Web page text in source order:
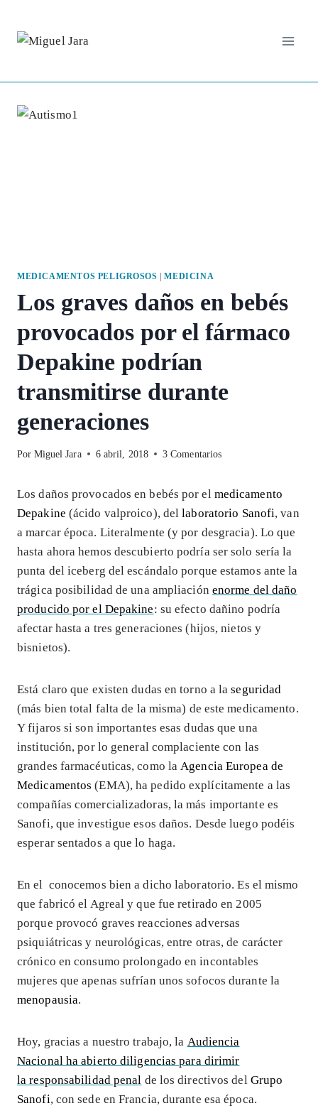
contenido
MEDICAMENTOS PELIGROSOS |MEDICINA
Los graves daños en bebés
provocados por el fármaco
Depakine podrían
transmitirse durante
generaciones
Por Miguel Jara 6 abril, 2018 3 Comentarios
Los daños provocados en bebés por el medicamento
Depakine (ácido valproico), dellaboratorio Sanofi, van
a marcar época. Literalmente (y por desgracia). Lo que
hasta ahora hemos descubierto podría ser solo sería la
punta del iceberg del escándalo porque estamos ante la
trágica posibilidad de una ampliación enorme del daño
producido por el Depakine: su efecto dañino podría
afectar hasta a tres generaciones (hijos, nietos y
bisnietos).
Está claro que existen dudas en torno a laseguridad
(más bien total falta de la misma) de este medicamento.
Y fijaros si son importantes esas dudas que una
institución, por lo general complaciente con las
grandes farmacéuticas, como la Agencia Europea de
Medicamentos (EMA), ha pedido explícitamente a las
compañías comercializadoras, la más importante es
Sanofi, que investigue esos daños. Desde luego podéis
esperar sentados a que lo haga.
En el conocemos bien a dicho laboratorio. Es el mismo
que fabricó el Agreal y que fue retirado en 2005
porque provocó graves reacciones adversas
psiquiátricas y neurológicas, entre otras, de carácter
crónico en consumo prolongado en incontables
mujeres que apenas sufrían unos sofocos durante la
menopausia.
Hoy, gracias a nuestro trabajo, la Audiencia
Nacional ha abierto diligencias para dirimir
la responsabilidad penal de los directivos del Grupo
Sanofi, con sede en Francia, durante esa época.